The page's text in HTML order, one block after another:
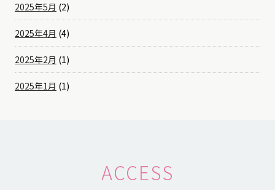
2025年5月 (2)
2025年4月 (4)
2025年2月 (1)
2025年1月 (1)